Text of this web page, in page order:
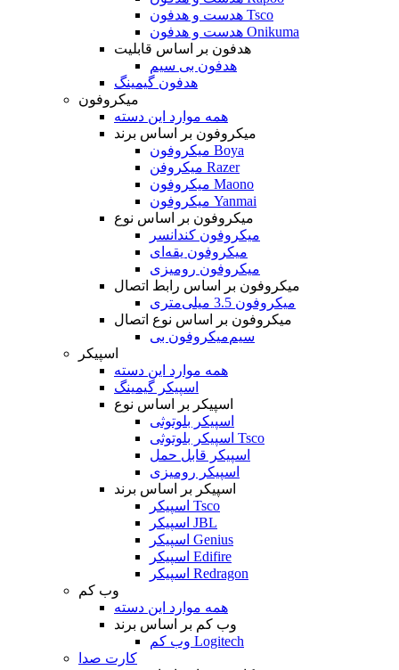
هدست و هدفون Tsco
هدست و هدفون Onikuma
هدفون بر اساس قابلیت
هدفون بی سیم
هدفون گیمینگ
میکروفون
همه موارد این دسته
میکروفون بر اساس برند
میکروفون Boya
میکروفن Razer
میکروفون Maono
میکروفون Yanmai
میکروفون بر اساس نوع
میکروفون کندانسر
میکروفون یقه‌ای
میکروفون رومیزی
میکروفون بر اساس رابط اتصال
میکروفون 3.5 میلی‌متری
میکروفون بر اساس نوع اتصال
میکروفون بی‌‎سیم
اسپیکر
همه موارد این دسته
اسپیکر گیمینگ
اسپیکر بر اساس نوع
اسپیکر بلوتوثی
اسپیکر بلوتوثی Tsco
اسپیکر قابل حمل
اسپیکر رومیزی
اسپیکر بر اساس برند
اسپیکر Tsco
اسپیکر JBL
اسپیکر Genius
اسپیکر Edifire
اسپیکر Redragon
وب کم
همه موارد این دسته
وب کم بر اساس برند
وب کم Logitech
کارت صدا